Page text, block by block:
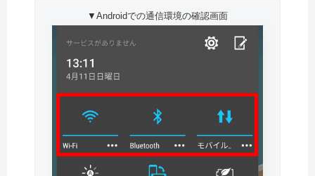
▼Androidでの通信環境の確認画面